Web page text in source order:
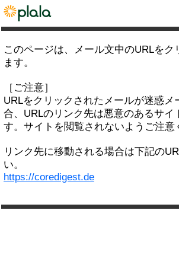
このページは、メール文中のURLを
ます。
［ご注意］
URLをクリックされたメールが迷惑
合、URLのリンク先は悪意のあるサイ
す。サイトを閲覧されないようご注意
リンク先に移動される場合は下記の
い。
https://coredigest.de